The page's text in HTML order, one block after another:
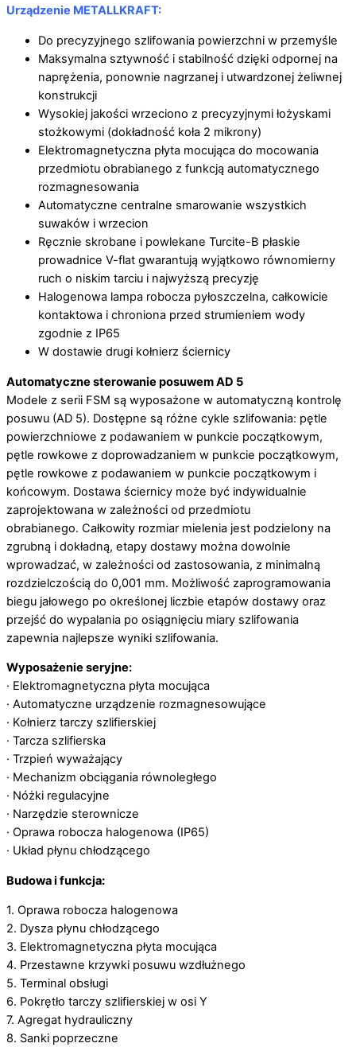
Urządzenie METALLKRAFT:
Do precyzyjnego szlifowania powierzchni w przemyśle
Maksymalna sztywność i stabilność dzięki odpornej na
naprężenia, ponownie nagrzanej i utwardzonej żeliwnej
konstrukcji
Wysokiej jakości wrzeciono z precyzyjnymi łożyskami
stożkowymi (dokładność koła 2 mikrony)
Elektromagnetyczna płyta mocująca do mocowania
przedmiotu obrabianego z funkcją automatycznego
rozmagnesowania
Automatyczne centralne smarowanie wszystkich
suwaków i wrzecion
Ręcznie skrobane i powlekane Turcite-B płaskie
prowadnice V-flat gwarantują wyjątkowo równomierny
ruch o niskim tarciu i najwyższą precyzję
Halogenowa lampa robocza pyłoszczelna, całkowicie
kontaktowa i chroniona przed strumieniem wody
zgodnie z IP65
W dostawie drugi kołnierz ściernicy
Automatyczne sterowanie posuwem AD 5
Modele z serii FSM są wyposażone w automatyczną kontrolę
posuwu (AD 5). Dostępne są różne cykle szlifowania: pętle
powierzchniowe z podawaniem w punkcie początkowym,
pętle rowkowe z doprowadzaniem w punkcie początkowym,
pętle rowkowe z podawaniem w punkcie początkowym i
końcowym. Dostawa ściernicy może być indywidualnie
zaprojektowana w zależności od przedmiotu
obrabianego. Całkowity rozmiar mielenia jest podzielony na
zgrubną i dokładną, etapy dostawy można dowolnie
wprowadzać, w zależności od zastosowania, z minimalną
rozdzielczością do 0,001 mm. Możliwość zaprogramowania
biegu jałowego po określonej liczbie etapów dostawy oraz
przejść do wypalania po osiągnięciu miary szlifowania
zapewnia najlepsze wyniki szlifowania.
Wyposażenie seryjne:
· Elektromagnetyczna płyta mocująca
· Automatyczne urządzenie rozmagnesowujące
· Kołnierz tarczy szlifierskiej
· Tarcza szlifierska
· Trzpień wyważający
· Mechanizm obciągania równoległego
· Nóżki regulacyjne
· Narzędzie sterownicze
· Oprawa robocza halogenowa (IP65)
· Układ płynu chłodzącego
Budowa i funkcja:
1. Oprawa robocza halogenowa
2. Dysza płynu chłodzącego
3. Elektromagnetyczna płyta mocująca
4. Przestawne krzywki posuwu wzdłużnego
5. Terminal obsługi
6. Pokrętło tarczy szlifierskiej w osi Y
7. Agregat hydrauliczny
8. Sanki poprzeczne